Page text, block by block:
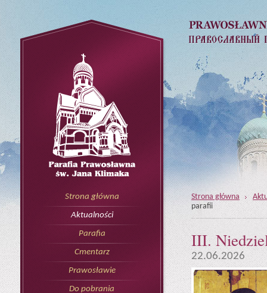
Strona główna
Aktualności
Parafia
Cmentarz
Prawosławie
Do pobrania
Strona główna
parafii
III.
22.06.2026